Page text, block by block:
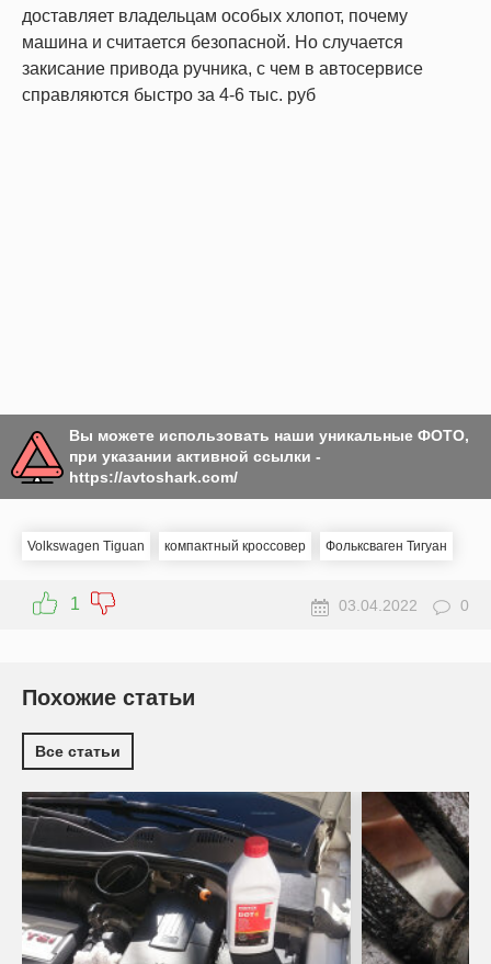
доставляет владельцам особых хлопот, почему
машина и считается безопасной. Но случается
закисание привода ручника, с чем в автосервисе
справляются быстро за 4-6 тыс. руб
Вы можете использовать наши уникальные ФОТО,
при указании активной ссылки -
https://avtoshark.com/
Volkswagen Tiguan компактный кроссовер Фольксваген Тигуан
1 03.04.2022 0
Похожие статьи
Все статьи